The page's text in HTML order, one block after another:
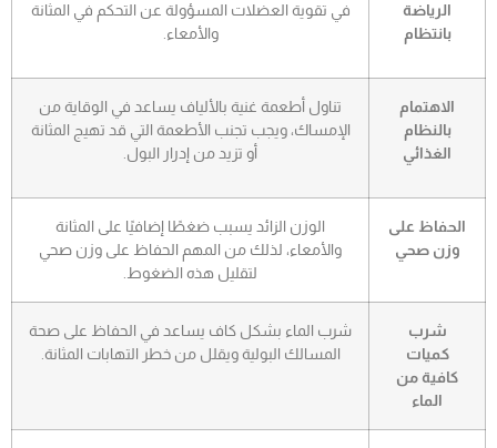
الرياضة
بانتظام
في تقوية العضلات المسؤولة عن التحكم في المثانة
والأمعاء.
الاهتمام
بالنظام
الغذائي
تناول أطعمة غنية بالألياف يساعد في الوقاية من
الإمساك، ويجب تجنب الأطعمة التي قد تهيج المثانة
أو تزيد من إدرار البول.
الحفاظ على
وزن صحي
الوزن الزائد يسبب ضغطًا إضافيًا على المثانة
والأمعاء، لذلك من المهم الحفاظ على وزن صحي
لتقليل هذه الضغوط.
شرب
كميات
كافية من
الماء
شرب الماء بشكل كاف يساعد في الحفاظ على صحة
المسالك البولية ويقلل من خطر التهابات المثانة.